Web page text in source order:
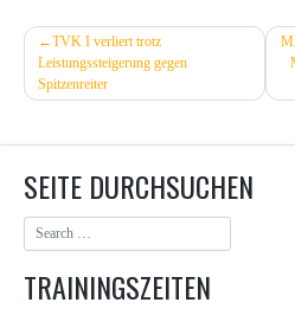
BEITRAGSNAVIGATION
TVK I verliert trotz
Leistungssteigerung gegen
Spitzenreiter
SEITE DURCHSUCHEN
TRAININGSZEITEN